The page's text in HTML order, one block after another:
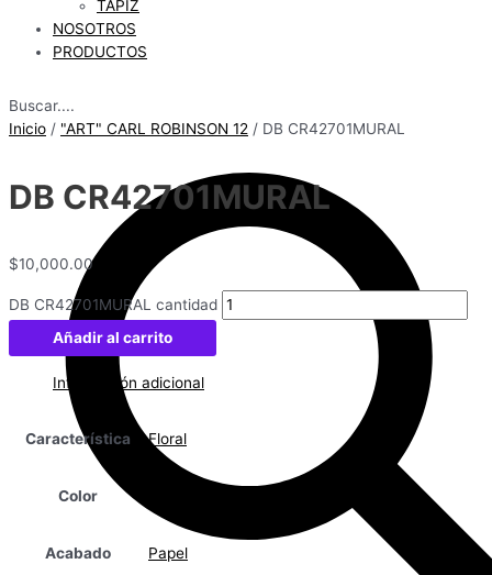
TAPIZ
NOSOTROS
PRODUCTOS
Buscar....
Inicio / "ART" CARL ROBINSON 12 / DB CR42701MURAL
DB CR42701MURAL
$10,000.00
DB CR42701MURAL cantidad
Añadir al carrito
Información adicional
Característica Floral
Color
Acabado Papel